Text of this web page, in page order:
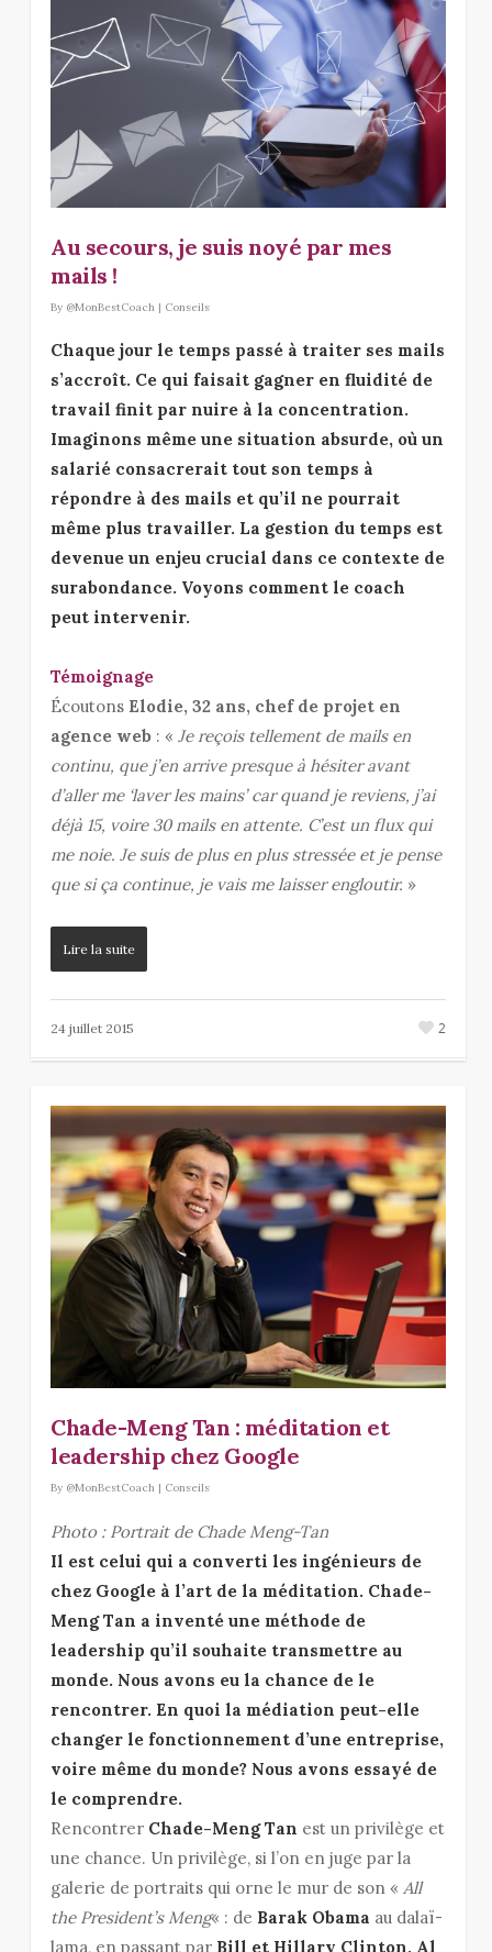
Au secours, je suis noyé par mes
mails !
By @MonBestCoach | Conseils
Chaque jour le temps passé à traiter ses mails
s’accroît. Ce qui faisait gagner en fluidité de
travail finit par nuire à la concentration.
Imaginons même une situation absurde, où un
salarié consacrerait tout son temps à
répondre à des mails et qu’il ne pourrait
même plus travailler. La gestion du temps est
devenue un enjeu crucial dans ce contexte de
surabondance. Voyons comment le coach
peut intervenir.
Témoignage
Écoutons Elodie, 32 ans, chef de projet en
agence web : « Je reçois tellement de mails en
continu, que j’en arrive presque à hésiter avant
d’aller me ‘laver les mains’ car quand je reviens, j’ai
déjà 15, voire 30 mails en attente. C’est un flux qui
me noie. Je suis de plus en plus stressée et je pense
que si ça continue, je vais me laisser engloutir. »
Lire la suite
24 juillet 2015 2
Chade-Meng Tan : méditation et
leadership chez Google
By @MonBestCoach | Conseils
Photo : Portrait de Chade Meng-Tan
Il est celui qui a converti les ingénieurs de
chez Google à l’art de la méditation. Chade-
Meng Tan a inventé une méthode de
leadership qu’il souhaite transmettre au
monde. Nous avons eu la chance de le
rencontrer. En quoi la médiation peut-elle
changer le fonctionnement d’une entreprise,
voire même du monde? Nous avons essayé de
le comprendre.
Rencontrer Chade-Meng Tan est un privilège et
une chance. Un privilège, si l’on en juge par la
galerie de portraits qui orne le mur de son « All
the President’s Meng« : de Barak Obama au dalaï-
lama, en passant par Bill et Hillary Clinton, Al